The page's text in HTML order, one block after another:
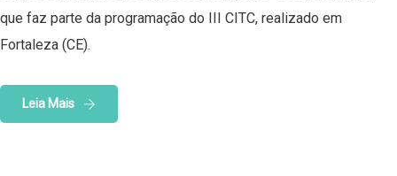
que faz parte da programação do III CITC, realizado em
Fortaleza (CE).
Leia Mais